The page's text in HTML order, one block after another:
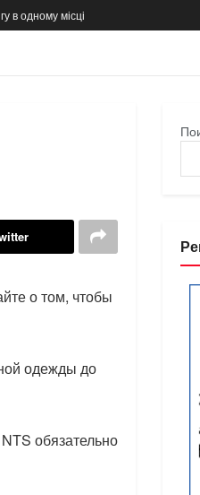
в одному місці
о том, чтобы
одежды до
обязательно